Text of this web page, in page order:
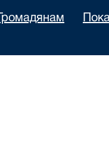
Громадянам